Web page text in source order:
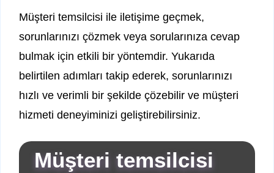
Müşteri temsilcisi ile iletişime geçmek,
sorunlarınızı çözmek veya sorularınıza cevap
bulmak için etkili bir yöntemdir. Yukarıda
belirtilen adımları takip ederek, sorunlarınızı
hızlı ve verimli bir şekilde çözebilir ve müşteri
hizmeti deneyiminizi geliştirebilirsiniz.
Müşteri temsilcisi